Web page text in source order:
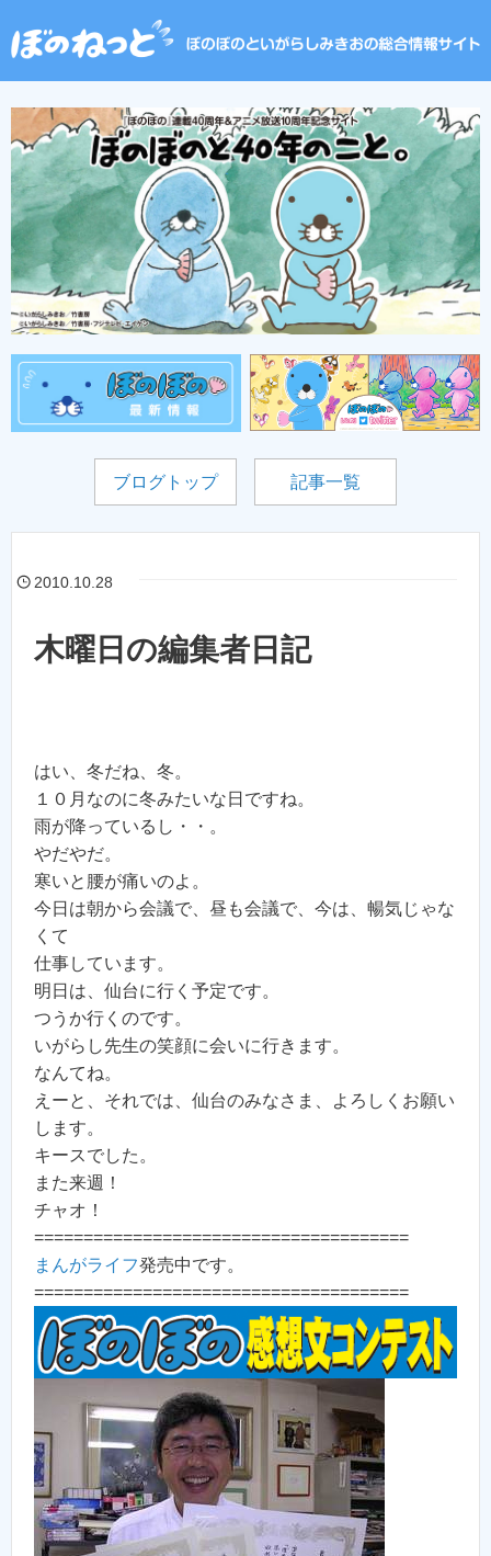
ブログトップ 記事一覧
2010.10.28
木曜日の編集者日記
はい、冬だね、冬。
１０月なのに冬みたいな日ですね。
雨が降っているし・・。
やだやだ。
寒いと腰が痛いのよ。
今日は朝から会議で、昼も会議で、今は、暢気じゃな
くて
仕事しています。
明日は、仙台に行く予定です。
つうか行くのです。
いがらし先生の笑顔に会いに行きます。
なんてね。
えーと、それでは、仙台のみなさま、よろしくお願い
します。
キースでした。
また来週！
チャオ！
======================================
まんがライフ発売中です。
======================================